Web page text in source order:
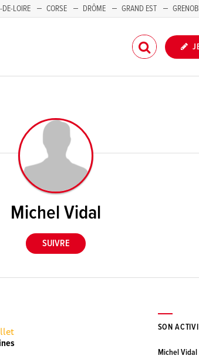
DE-LOIRE CORSE DRÔME GRAND EST
Michel Vidal
SON
Michel Vidal